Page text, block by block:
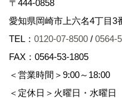
〒444-0858
愛知県岡崎市上六名4丁目
TEL： 0120-07-8500 / 0564-
FAX：0564-53-1805
＜営業時間＞9:00～18:00
＜定休日＞火曜日・水曜日